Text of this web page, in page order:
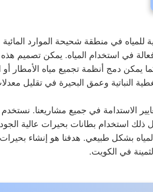
للمياه في منطقة شحيحة الموارد
في استخدام المياه. يمكن تصميم
دمج أنظمة تجميع مياه الأمطار أو
النباتية وعمق البحيرة في تقليل
في جميع مشاريعنا. نستخدم
ذلك استخدام بطانات بحيرات عالية
المياه بشكل طبيعي. هدفنا هو إنشاء
في الكويت.